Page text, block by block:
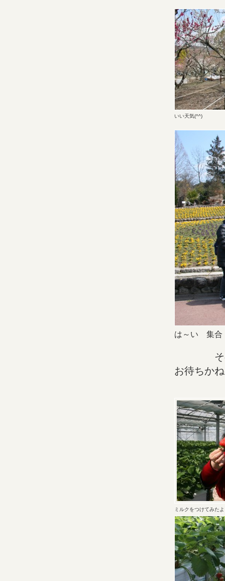
いい天気(^^)
は～い 集合
その後
お待ちか
ミルクをつけてみたよ